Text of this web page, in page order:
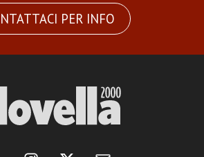
PER INFO